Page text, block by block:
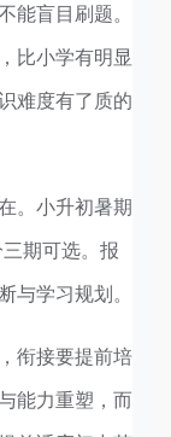
能盲目刷题。
比小学有明显
难度有了质的
。小升初暑期
期可选。报
与学习规划。
衔接要提前培
能力重塑，而